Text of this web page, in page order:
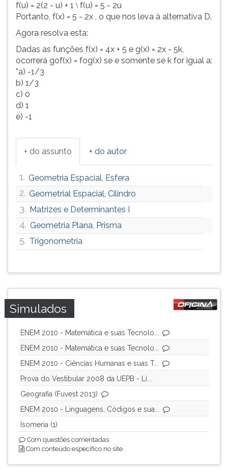
f(u) = 2(2 - u) + 1 \f(u) = 5 - 2u
Portanto, f(x) = 5 - 2x , o que nos leva à alternativa D.
Agora resolva esta:
Dadas as funções f(x) = 4x + 5 e g(x) = 2x - 5k,
ocorrerá gof(x) = fog(x) se e somente se k for igual a:
*a) -1/3
b) 1/3
c) 0
d) 1
e) -1
+ do assunto + do autor
1. Geometria Espacial, Esfera
2. Geometrial Espacial, Cilindro
3. Matrizes e Determinantes I
4. Geometria Plana, Prisma
5. Trigonometria
Simulados
ENEM 2010 - Matemática e suas Tecnolo...
ENEM 2010 - Matemática e suas Tecnolo...
ENEM 2010 - Ciências Humanas e suas T...
Prova do Vestibular 2008 da UEPB - Lí...
Geografia (Fuvest 2013)
ENEM 2010 - Linguagens, Códigos e sua...
Isomeria (1)
Com questões comentadas.
Com conteúdo específico no site.